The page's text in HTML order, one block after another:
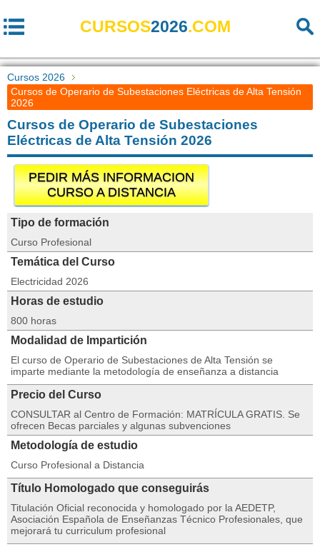
CURSOS2026.COM
Cursos 2026
Cursos de Operario de Subestaciones Eléctricas de Alta Tensión
2026
Cursos de Operario de Subestaciones
Eléctricas de Alta Tensión 2026
PEDIR MÁS INFORMACION
CURSO A DISTANCIA
Tipo de formación
Curso Profesional
Temática del Curso
Electricidad 2026
Horas de estudio
800 horas
Modalidad de Impartición
El curso de Operario de Subestaciones de Alta Tensión se
imparte mediante la metodología de enseñanza a distancia
Precio del Curso
CONSULTAR al Centro de Formación: MATRÍCULA GRATIS. Se
ofrecen Becas parciales y algunas subvenciones
Metodología de estudio
Curso Profesional a Distancia
Título Homologado que conseguirás
Titulación Oficial reconocida y homologado por la AEDETP,
Asociación Española de Enseñanzas Técnico Profesionales, que
mejorará tu curriculum profesional